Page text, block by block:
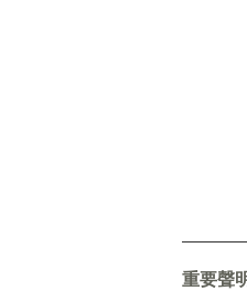
重要聲